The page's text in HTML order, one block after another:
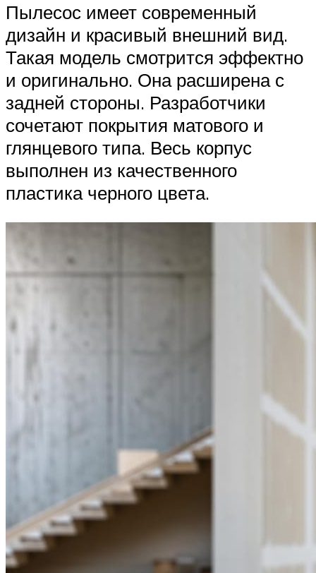
Пылесос имеет современный
дизайн и красивый внешний вид.
Такая модель смотрится эффектно
и оригинально. Она расширена с
задней стороны. Разработчики
сочетают покрытия матового и
глянцевого типа. Весь корпус
выполнен из качественного
пластика черного цвета.